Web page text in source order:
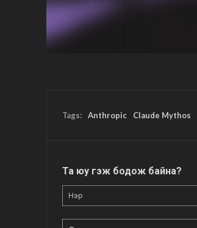
Tags: Anthropic Claude Mythos
Та юу гэж бодож байна?